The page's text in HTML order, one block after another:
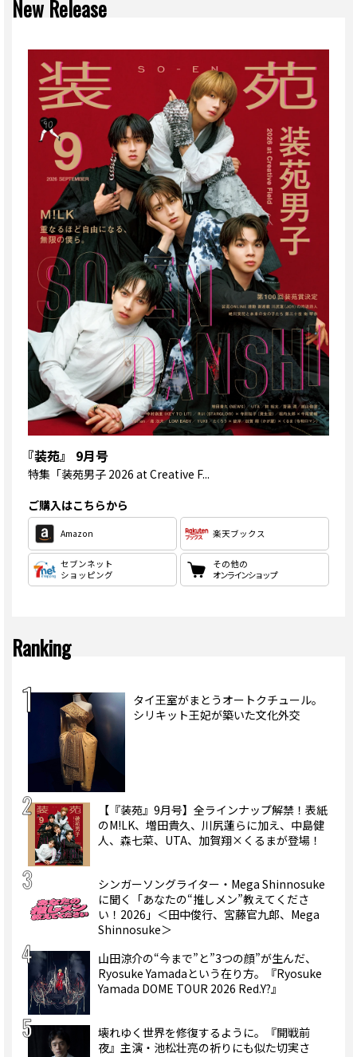
New Release
『装苑』 9月号
特集 「装苑男子 2026 at Creative F...
ご購入はこちらから
Amazon 楽天ブックス
セブンネット
ショッピング
その他の
オンラインショップ
Ranking
タイ王室がまとうオートクチュール。
シリキット王妃が築いた文化外交
【『装苑』9月号】全ラインナップ解禁！表紙
のM!LK、増田貴久、川尻蓮らに加え、中島健
人、森七菜、UTA、加賀翔×くるまが登場！
シンガーソングライター・Mega Shinnosuke
に聞く「あなたの“推しメン”教えてくださ
い！2026」＜田中俊行、宮藤官九郎、Mega
Shinnosuke＞
山田涼介の“今まで”と”3つの顔”が生んだ、
Ryosuke Yamadaという在り方。『Ryosuke
Yamada DOME TOUR 2026 Red.Y?』
壊れゆく世界を修復するように。『開戦前
夜』主演・池松壮亮の祈りにも似た切実さ